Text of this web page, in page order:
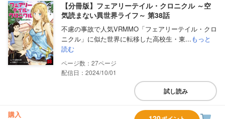
【分冊版】フェアリーテイル・クロニクル ～空
気読まない異世界ライフ～ 第38話
不慮の事故で人気VRMMO「フェアリーテイル・クロ
ニクル」に似た世界に転移した高校生・東...もっと
読む
27
配信日：2024/10/01
試し読み
購入